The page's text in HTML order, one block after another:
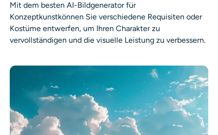
Mit dem besten AI-Bildgenerator für
Konzeptkunstkönnen Sie verschiedene Requisiten oder
Kostüme entwerfen, um Ihren Charakter zu
vervollständigen und die visuelle Leistung zu verbessern.